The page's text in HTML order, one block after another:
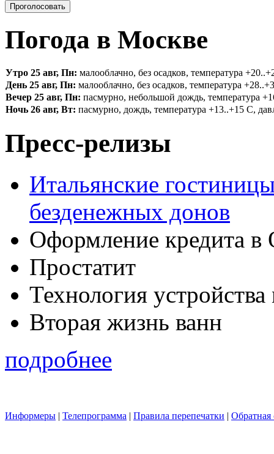
Погода в Москве
Утро 25 авг, Пн: малооблачно, без осадков, температура
День 25 авг, Пн: малооблачно, без осадков, температура
Вечер 25 авг, Пн: пасмурно, небольшой дождь, температура
Ночь 26 авг, Вт: пасмурно, дождь, температура +13..+15 С,
Пресс-релизы
Итальянские
безденежных донов
Оформление кредита в
Простатит
Технология
Вторая жизнь ванн
подробнее
Информеры | Телепрограмма | Правила перепечатки | Обратная